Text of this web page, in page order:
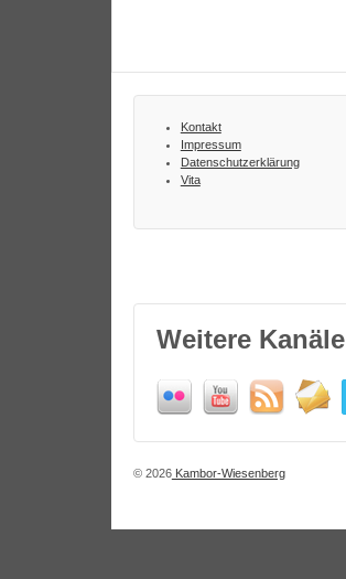
Kontakt
Impressum
Datenschutzerklärung
Vita
Weitere Kanäle
© 2026Kambor-Wiesenberg